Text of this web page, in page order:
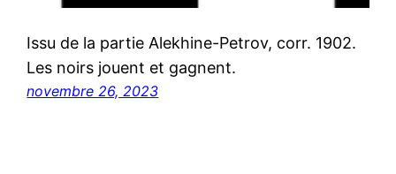
Issu de la partie Alekhine-Petrov, corr. 1902.
Les noirs jouent et gagnent.
novembre 26, 2023